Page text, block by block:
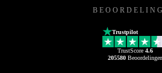
Trustpilot
TrustScore 4.6
205580Beoordelingen